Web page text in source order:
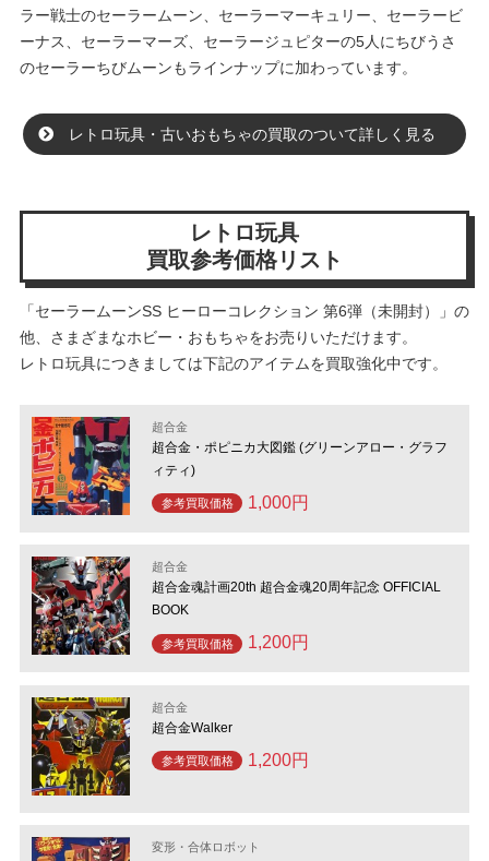
ラー戦士のセーラームーン、セーラーマーキュリー、セーラービ
ーナス、セーラーマーズ、セーラージュピターの5人にちびうさ
のセーラーちびムーンもラインナップに加わっています。
レトロ玩具・古いおもちゃの買取のついて詳しく見る
レトロ玩具
買取参考価格リスト
「セーラームーンSS ヒーローコレクション 第6弾（未開封）」の
他、さまざまなホビー・おもちゃをお売りいただけます。
レトロ玩具につきましては下記のアイテムを買取強化中です。
超合金
超合金・ポピニカ大図鑑 (グリーンアロー・グラフ
ィティ)
参考買取価格 1,000円
超合金
超合金魂計画20th 超合金魂20周年記念 OFFICIAL
BOOK
参考買取価格 1,200円
超合金
超合金Walker
参考買取価格 1,200円
変形・合体ロボット